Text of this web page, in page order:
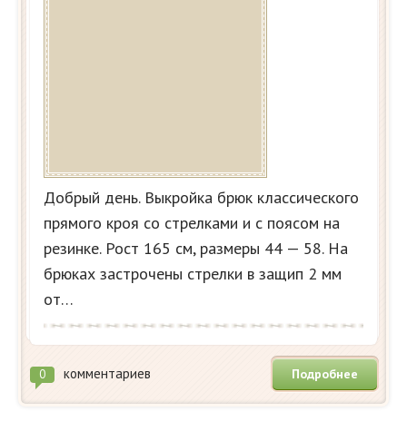
Добрый день. Выкройка брюк классического
прямого кроя со стрелками и с поясом на
резинке. Рост 165 см, размеры 44 — 58. На
брюках застрочены стрелки в защип 2 мм
от…
0 комментариев Подробнее